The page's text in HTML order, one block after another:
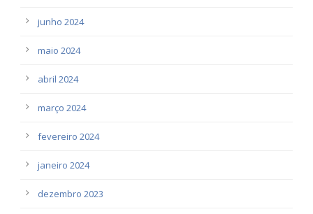
junho 2024
maio 2024
abril 2024
março 2024
fevereiro 2024
janeiro 2024
dezembro 2023